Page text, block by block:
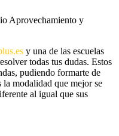
Aprovechamiento y
y una de las escuelas
todas tus dudas. Estos
pudiendo formarte de
modalidad que mejor se
al igual que sus